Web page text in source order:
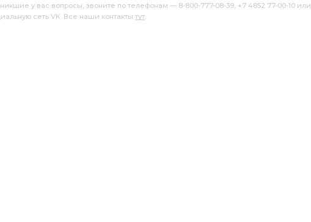
у вас вопросы, звоните по телефонам — 8-800-777-08-39, +7 4852 77-00-10 или
сеть VK. Все наши контакты тут.